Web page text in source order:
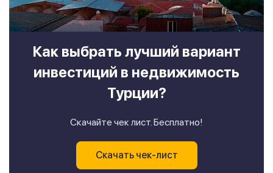
Как выбрать лучший вариант
инвестиций в недвижимость
Турции?
Скачайте чек лист. Бесплатно!
Скачать чек-лист